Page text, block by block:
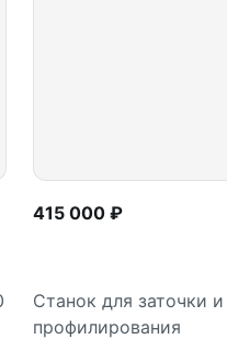
415 000 ₽
Станок для заточки и
профилирования